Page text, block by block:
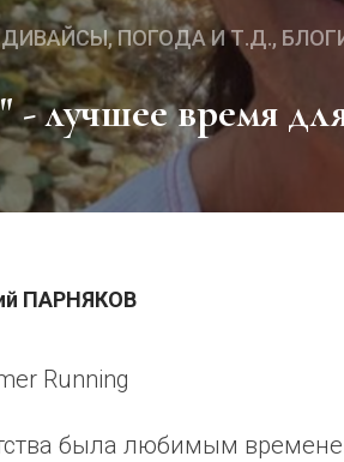
ПОГОДА И Т.Д.
- лучшее время
ПАРНЯКОВ
Running
была любимым